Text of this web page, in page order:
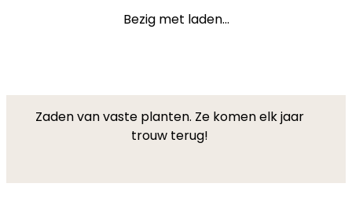
Bezig met laden...
Zaden van vaste planten. Ze komen elk jaar
trouw terug!